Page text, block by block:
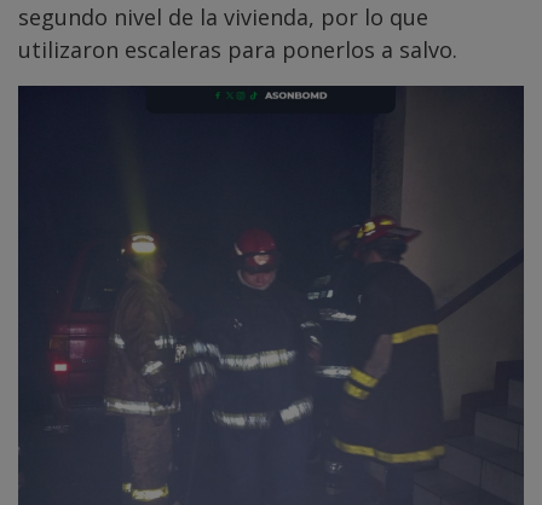
segundo nivel de la vivienda, por lo que
utilizaron escaleras para ponerlos a salvo.